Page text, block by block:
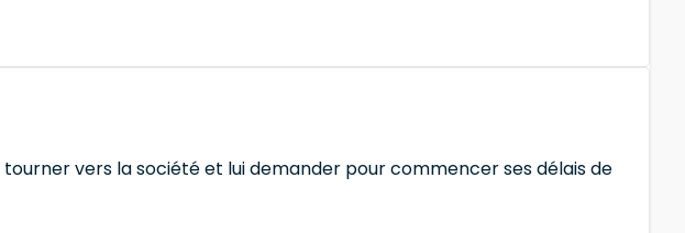
vers la société et lui demander pour commencer ses délais de